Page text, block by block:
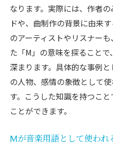
なります。実際には、作者
ドや、曲制作の背景に由来
のアーティストやリスナー
た「M」の意味を探ること
深まります。具体的な事例
の人物、感情の象徴として
す。こうした知識を持つこ
ことができます。
Mが音楽用語として使われ